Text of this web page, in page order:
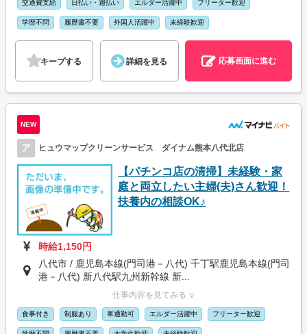
交通費支給 日払い・週払い エルダー活躍中 フリーター歓迎
学歴不問 履歴書不要 外国人活躍中 未経験歓迎
キープする 詳細を見る 応募画面に進む
NEW
ア ヒュウマップクリーンサービス ダイナム熊本八代北店
【パチンコ店の清掃】未経験・家
庭と両立したい主婦(夫)さん歓迎！
扶養内の相談OK♪
時給1,150円
八代市 / 鹿児島本線(門司港－八代) 千丁駅鹿児島本線(門司
港－八代) 新八代駅九州新幹線 新...
仕事内容を見てみる ∨
食事付き 制服あり 車通勤可 エルダー活躍中 フリーター歓迎